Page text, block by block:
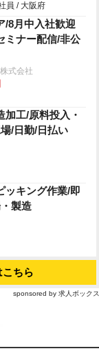
員 / 大阪府
/8月中入社歓迎
ミナー配信/非公
式会社
加工/原料投入・
/日勤/日払い
ッキング作業/即
製造
ちら
sponsored by 求人ボックス